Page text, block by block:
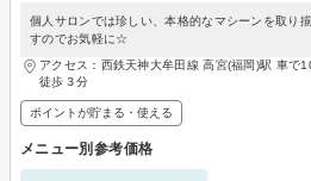
個人サロンでは珍しい、本格的なマシーンを取り
すのでお気軽に☆
アクセス：西鉄天神大牟田線 高宮(福岡)駅 車で
徒歩３分
ポイントが貯まる・使える
メニュー別参考価格